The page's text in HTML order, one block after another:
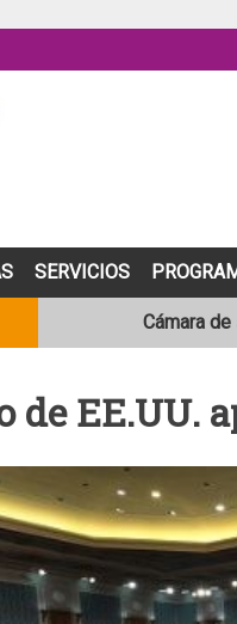
SERVICIOS
Cámara
de EE.UU.